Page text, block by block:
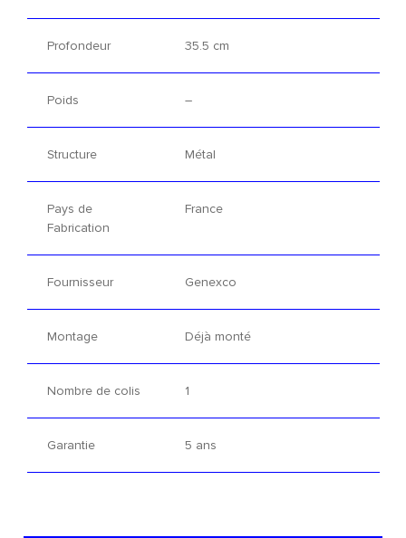
Profondeur 35.5 cm
Poids –
Structure Métal
Pays de
Fabrication
France
Fournisseur Genexco
Montage Déjà monté
Nombre de colis 1
Garantie 5 ans